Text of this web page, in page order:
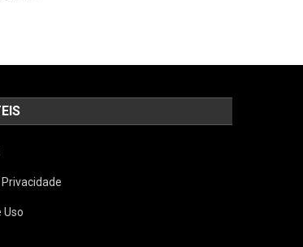
Uso